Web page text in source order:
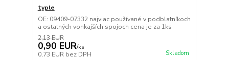
typle
OE: 09409-07332 najviac používané v podblatníkoch
a ostatných vonkajších spojoch cena je za 1ks
2,13 EUR
0,90 EUR/ks
0,73 EUR bez DPH Skladom